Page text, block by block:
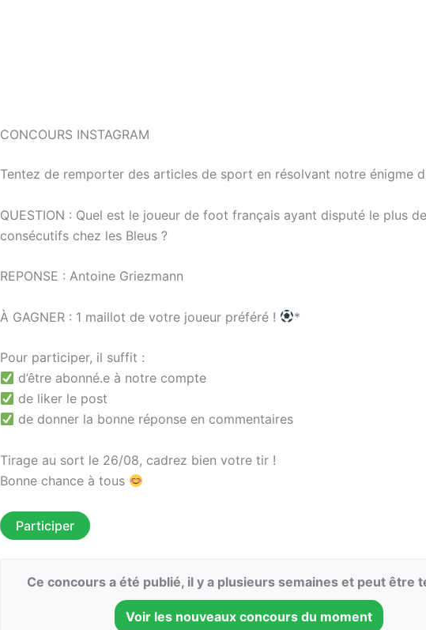
CONCOURS INSTAGRAM
Tentez de remporter des articles de sport en résolvant notre énigme
QUESTION : Quel est le joueur de foot français ayant disputé le plus
consécutifs chez les Bleus ?
REPONSE : Antoine Griezmann
À GAGNER : 1 maillot de votre joueur préféré ! *
Pour participer, il suffit :
d’être abonné.e à notre compte
de liker le post
de donner la bonne réponse en commentaires
Tirage au sort le 26/08, cadrez bien votre tir !
Bonne chance à tous
Participer
Ce concours a été publié, il y a plusieurs semaines et peut être
Voir les nouveaux concours du moment